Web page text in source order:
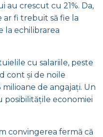
crescut cu 21%. Da,
ar fi trebuit să fie la
la echilibrarea
cu salariile, peste
cont și de noile
de angajați. Un
economiei
convingerea fermă că